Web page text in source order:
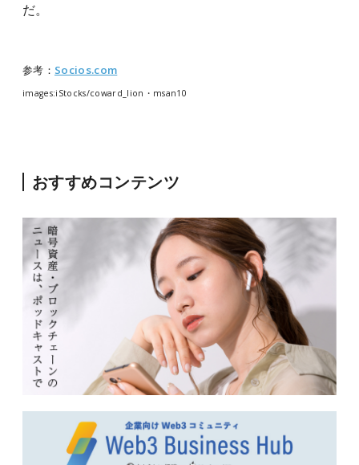
だ。
参考： Socios.com
images:iStocks/coward_lion・msan10
おすすめコンテンツ